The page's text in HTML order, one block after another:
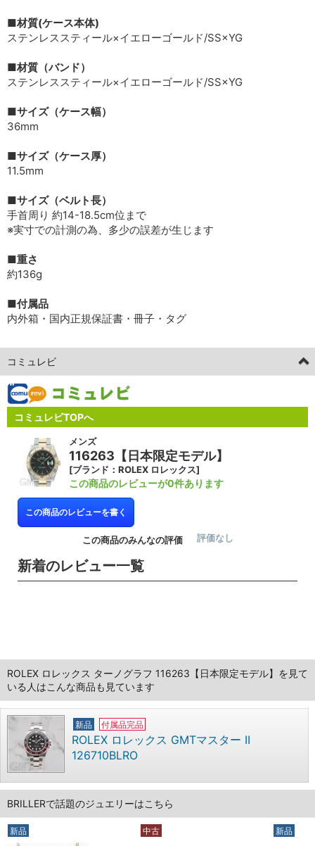
■材質(ケース本体)
ステンレススティール×イエローゴールド/SS×YG
■材質（バンド）
ステンレススティール×イエローゴールド/SS×YG
■サイズ（ケース幅）
36mm
■サイズ（ケース厚）
11.5mm
■サイズ（ベルト長）
手首周り 約14-18.5cm位まで
※実寸での計測の為、多少の誤差が生じます
■重さ
約136g
■付属品
内外箱・国内正規保証書・冊子・タグ
コミュレビ
コミュレビTOPへ
メンズ
116263【日本限定モデル】
[ブランド：ROLEX ロレックス]
この商品のレビューが0件あります
この商品のレビューを書く
この商品のみんなの評価 評価なし
新着のレビュー一覧
ROLEX ロレックス ターノグラフ 116263【日本限定モデル】を見て
いる人はこんな商品も見ています
新品 付属品完品
ROLEX ロレックス GMTマスター II
126710BLRO
BRILLERで話題のジュエリーはこちら
新品 中古 新品